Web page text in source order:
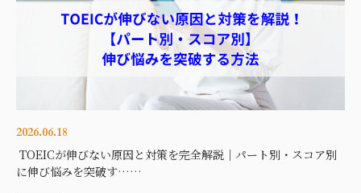
2026.06.18
TOEICが伸びない原因と対策を完全解説｜パート別・スコア別
に伸び悩みを突破す……